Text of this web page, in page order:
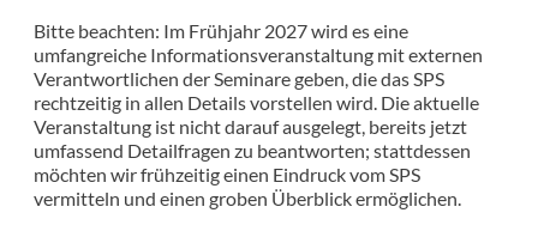
Bitte beachten: Im Frühjahr 2027 wird es eine
umfangreiche Informationsveranstaltung mit externen
Verantwortlichen der Seminare geben, die das SPS
rechtzeitig in allen Details vorstellen wird. Die aktuelle
Veranstaltung ist nicht darauf ausgelegt, bereits jetzt
umfassend Detailfragen zu beantworten; stattdessen
möchten wir frühzeitig einen Eindruck vom SPS
vermitteln und einen groben Überblick ermöglichen.